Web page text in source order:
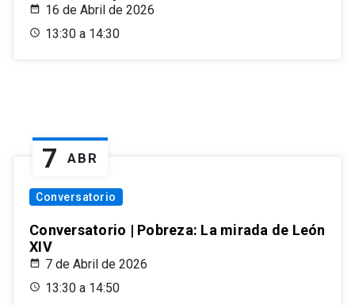
16 de Abril de 2026
13:30 a 14:30
7 ABR
Conversatorio
Conversatorio | Pobreza: La mirada de León
XIV
7 de Abril de 2026
13:30 a 14:50